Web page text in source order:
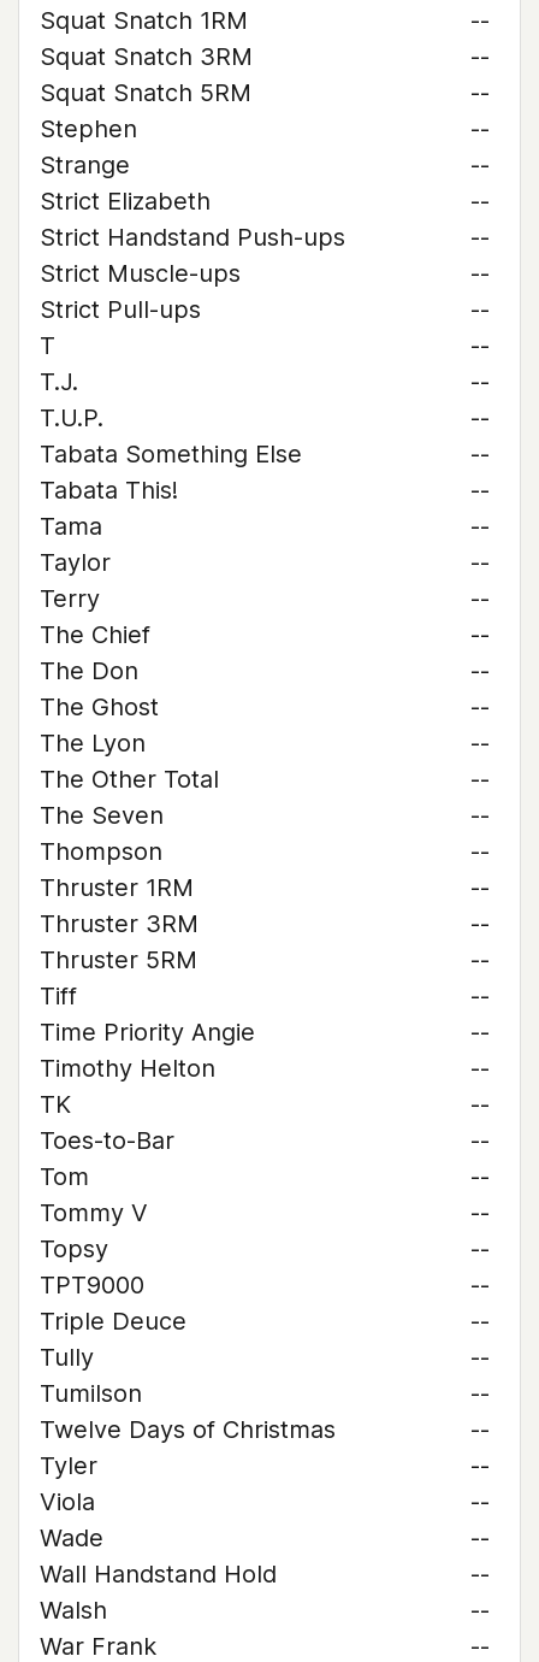
Squat Snatch 1RM
--
Squat Snatch 3RM
--
Squat Snatch 5RM
--
Stephen
--
Strange
--
Strict Elizabeth
--
Strict Handstand Push-ups
--
Strict Muscle-ups
--
Strict Pull-ups
--
T
--
T.J.
--
T.U.P.
--
Tabata Something Else
--
Tabata This!
--
Tama
--
Taylor
--
Terry
--
The Chief
--
The Don
--
The Ghost
--
The Lyon
--
The Other Total
--
The Seven
--
Thompson
--
Thruster 1RM
--
Thruster 3RM
--
Thruster 5RM
--
Tiff
--
Time Priority Angie
--
Timothy Helton
--
TK
--
Toes-to-Bar
--
Tom
--
Tommy V
--
Topsy
--
TPT9000
--
Triple Deuce
--
Tully
--
Tumilson
--
Twelve Days of Christmas
--
Tyler
--
Viola
--
Wade
--
Wall Handstand Hold
--
Walsh
--
War Frank
--